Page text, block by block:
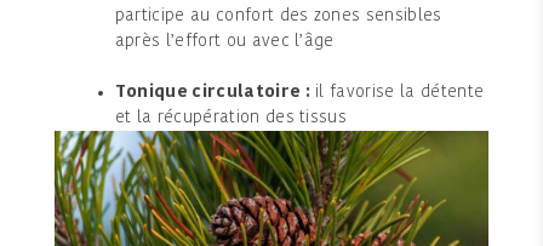
participe au confort des zones sensibles
après l’effort ou avec l’âge
Tonique circulatoire :il favorise la détente
et la récupération des tissus